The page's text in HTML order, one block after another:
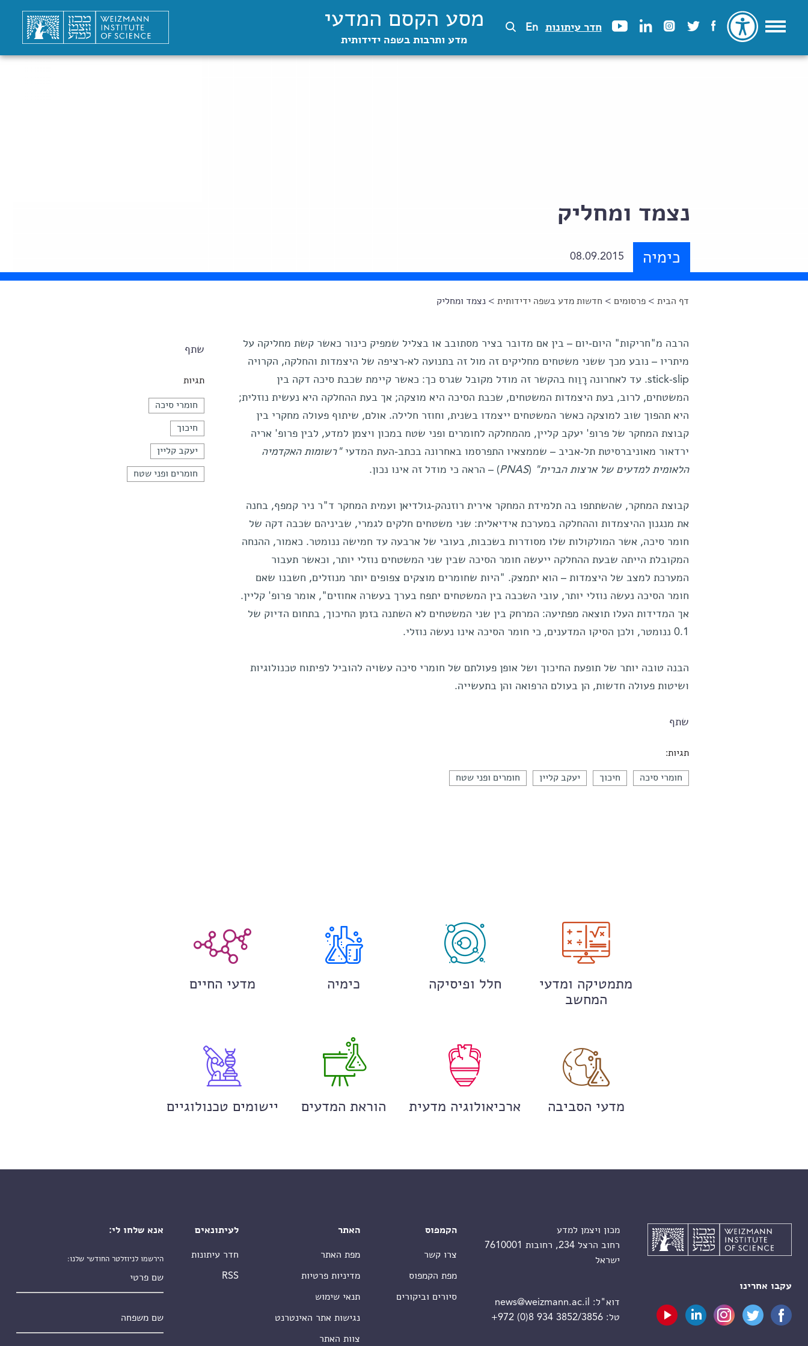
חדר עיתונות En מסע הקסם המדעי
מדע ותרבות בשפה ידידותית
נצמד ומחליק
כימיה 08.09.2015
הינך נמצא כאן
דף הבית >פרסומים > חדשות מדע בשפה ידידותית > נצמד ומחליק
שתף
תגיות
חומרי סיכה
חיכוך
יעקב קליין
חומרים ופני שטח
הרבה מ"חריקות" היום-יום – בין אם מדובר בציר מסתובב או בצליל שמפיק כינור כאשר קשת מחליקה על
מיתריו – נובע מכך ששני משטחים מחליקים זה מול זה בתנועה לא-רציפה של היצמדות והחלקה, הקרויה
stick-slip. עד לאחרונה רָוַוח בהקשר זה מודל מקובל שגרס כך: כאשר קיימת שכבת סיכה דקה בין
המשטחים, לרוב, בעת היצמדות המשטחים, שכבת הסיכה היא מוצקה; אך בעת ההחלקה היא נעשית נוזלית;
היא תהפוך שוב למוצקה כאשר המשטחים ייצמדו בשנית, וחוזר חלילה. אולם, שיתוף פעולה מחקרי בין
קבוצת המחקר של פרופ' יעקב קליין, מהמחלקה לחומרים ופני שטח במכון ויצמן למדע, לבין פרופ' אריה
ירדאור מאוניברסיטת תל-אביב – שממצאיו התפרסמו באחרונה בכתב-העת המדעי"רשומות האקדמיה
הלאומית למדעים של ארצות הברית" (
PNAS) – הראה כי מודל זה אינו נכון.
קבוצת המחקר, שהשתתפו בה תלמידת המחקר אירית רוזנהק-גולדיאן ועמית המחקר ד"ר ניר קמפף, בחנה
את מנגנון ההיצמדות וההחלקה במערכת אידיאלית: שני משטחים חלקים לגמרי, שביניהם שכבה דקה של
חומר סיכה, אשר המולקולות שלו מסודרות בשכבות, בעובי של ארבעה עד חמישה ננומטר. כאמור, ההנחה
המקובלת הייתה שבעת ההחלקה ייעשה חומר הסיכה שבין שני המשטחים נוזלי יותר, וכאשר תעבור
המערכת למצב של היצמדות – הוא יתמצק. "היות שחומרים מוצקים צפופים יותר מנוזלים, חשבנו שאם
חומר הסיכה נעשה נוזלי יותר, עובי השכבה בין המשטחים יתפח בערך בעשרה אחוזים", אומר פרופ' קליין.
אך המדידות העלו תוצאה מפתיעה: המרחק בין שני המשטחים לא השתנה בזמן החיכוך, בתחום הדיוק של
0.1 ננומטר, ולכן הסיקו המדענים, כי חומר הסיכה אינו נעשה נוזלי.
הבנה טובה יותר של תופעת החיכוך ושל אופן פעולתם של חומרי סיכה עשויה להוביל לפיתוח טכנולוגיות
ושיטות פעולה חדשות, הן בעולם הרפואה והן בתעשייה.
שתף
תגיות:
חומרי סיכה חיכוך יעקב קליין חומרים ופני שטח
מתמטיקה ומדעי
המחשב
חלל ופיסיקה כימיה מדעי החיים
מדעי הסביבה ארכיאולוגיה מדעית הוראת המדעים יישומים טכנולוגיים
עקבו אחרינו
מכון ויצמן למדע
רחוב הרצל 234, רחובות 7610001
ישראל
דוא"ל:
news@weizmann.ac.il
טל:+972 (0)8 934 3852/3856
הקמפוס
צרו קשר
מפת הקמפוס
סיורים וביקורים
האתר
מפת האתר
מדיניות פרטיות
תנאי שימוש
נגישות אתר האינטרנט
צוות האתר
לעיתונאים
חדר עיתונות
RSS
אנא שלחו לי:
הירשמו לניוזלטר החודשי שלנו: